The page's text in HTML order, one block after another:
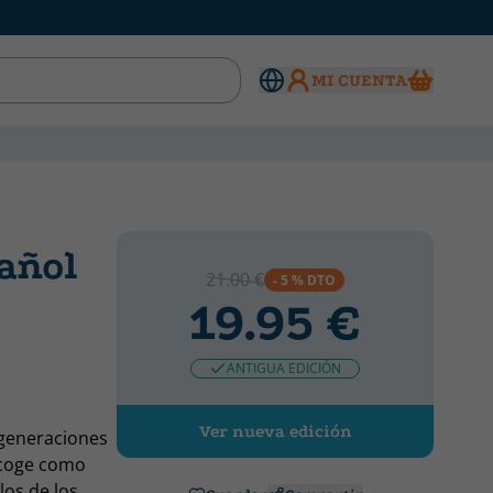
MI CUENTA
como
21.00 € - 5 % DTO
19.95 €
ANTIGUA EDICIÓN
Ver nueva edición